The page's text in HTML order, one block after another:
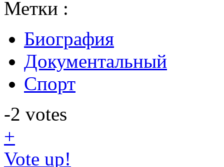
Метки :
Биография
Документальный
Спорт
-2 votes
+
Vote up!